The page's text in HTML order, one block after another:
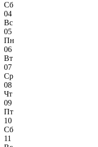
Сб
04
Вс
05
Пн
06
Вт
07
Ср
08
Чт
09
Пт
10
Сб
11